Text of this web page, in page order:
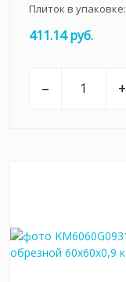
Плиток в упаковке:
411.14 руб.
– +